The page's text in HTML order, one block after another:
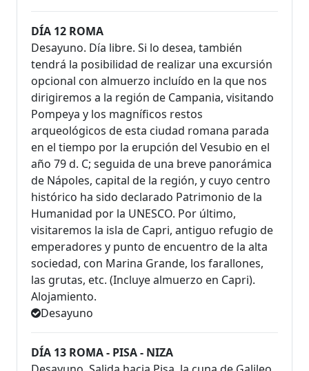
DÍA 12 ROMA
Desayuno. Día libre. Si lo desea, también
tendrá la posibilidad de realizar una excursión
opcional con almuerzo incluído en la que nos
dirigiremos a la región de Campania, visitando
Pompeya y los magníficos restos
arqueológicos de esta ciudad romana parada
en el tiempo por la erupción del Vesubio en el
año 79 d. C; seguida de una breve panorámica
de Nápoles, capital de la región, y cuyo centro
histórico ha sido declarado Patrimonio de la
Humanidad por la UNESCO. Por último,
visitaremos la isla de Capri, antiguo refugio de
emperadores y punto de encuentro de la alta
sociedad, con Marina Grande, los farallones,
las grutas, etc. (Incluye almuerzo en Capri).
Alojamiento.
Desayuno
DÍA 13 ROMA - PISA - NIZA